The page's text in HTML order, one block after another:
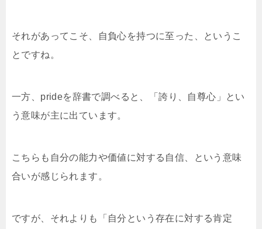
それがあってこそ、自負心を持つに至った、というこ
とですね。
一方、prideを辞書で調べると、「誇り、自尊心」とい
う意味が主に出ています。
こちらも自分の能力や価値に対する自信、という意味
合いが感じられます。
ですが、それよりも「自分という存在に対する肯定